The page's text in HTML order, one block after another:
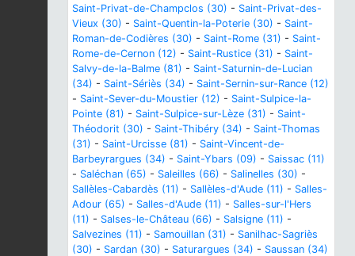
Saint-Privat-de-Champclos (30) - Saint-Privat-des-
Vieux (30) - Saint-Quentin-la-Poterie (30) - Saint-
Roman-de-Codières (30) - Saint-Rome (31) - Saint-
Rome-de-Cernon (12) - Saint-Rustice (31) - Saint-
Salvy-de-la-Balme (81) - Saint-Saturnin-de-Lucian
(34) - Saint-Sériès (34) - Saint-Sernin-sur-Rance (12)
- Saint-Sever-du-Moustier (12) - Saint-Sulpice-la-
Pointe (81) - Saint-Sulpice-sur-Lèze (31) - Saint-
Théodorit (30) - Saint-Thibéry (34) - Saint-Thomas
(31) - Saint-Urcisse (81) - Saint-Vincent-de-
Barbeyrargues (34) - Saint-Ybars (09) - Saissac (11)
- Saléchan (65) - Saleilles (66) - Salinelles (30) -
Sallèles-Cabardès (11) - Sallèles-d'Aude (11) - Salles-
Adour (65) - Salles-d'Aude (11) - Salles-sur-l'Hers
(11) - Salses-le-Château (66) - Salsigne (11) -
Salvezines (11) - Samouillan (31) - Sanilhac-Sagriès
(30) - Sardan (30) - Saturargues (34) - Saussan (34)